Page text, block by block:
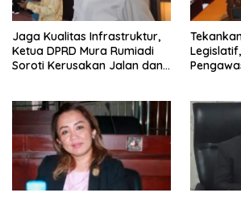
Jaga Kualitas Infrastruktur,
Ketua DPRD Mura Rumiadi
Soroti Kerusakan Jalan dan